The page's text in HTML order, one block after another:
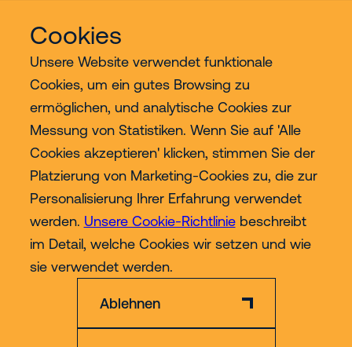
Cookies
Unsere Website verwendet funktionale
Cookies, um ein gutes Browsing zu
ermöglichen, und analytische Cookies zur
Messung von Statistiken. Wenn Sie auf 'Alle
Cookies akzeptieren' klicken, stimmen Sie der
Platzierung von Marketing-Cookies zu, die zur
Personalisierung Ihrer Erfahrung verwendet
werden. Unsere Cookie-Richtliniebeschreibt
im Detail, welche Cookies wir setzen und wie
sie verwendet werden.
Ablehnen
Services
Industrien
Contact
Mehr